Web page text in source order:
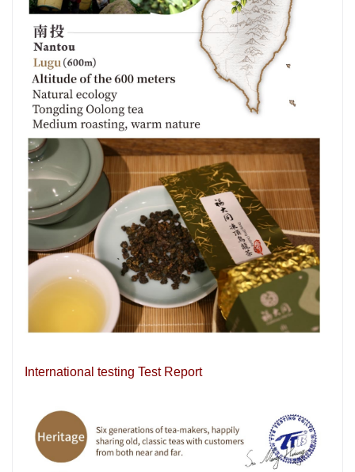
International testing Test Report